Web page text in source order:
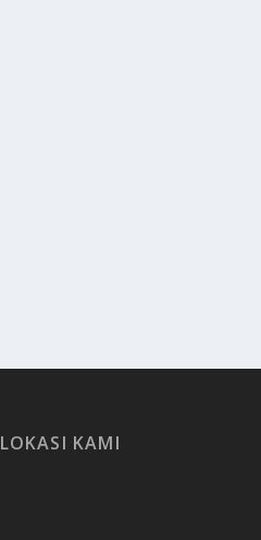
LOKASI KAMI